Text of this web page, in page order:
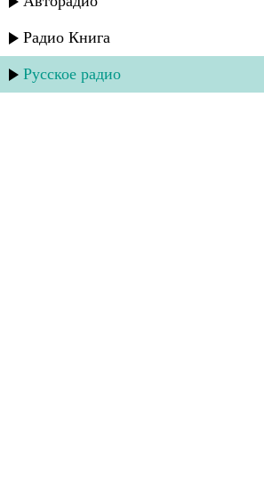
Радио Книга
Русское радио
Мирес группа - Атанач зи яр
Мирес группа - Холодное сердце